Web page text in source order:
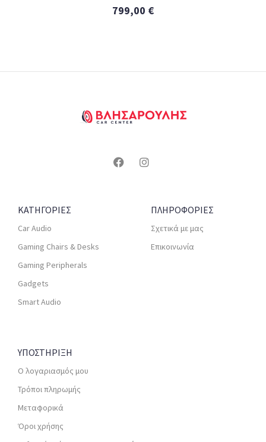
799,00 €
ΚΑΤΗΓΟΡΙΕΣ
Car Audio
Gaming Chairs & Desks
Gaming Peripherals
Gadgets
Smart Audio
ΠΛΗΡΟΦΟΡΙΕΣ
Σχετικά με μας
Επικοινωνία
ΥΠΟΣΤΗΡΙΞΗ
Ο λογαριασμός μου
Τρόποι πληρωμής
Μεταφορικά
Όροι χρήσης